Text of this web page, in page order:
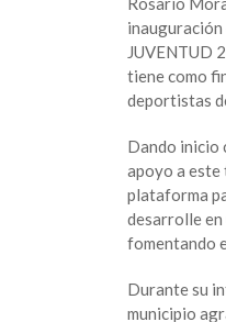
JUVENTUD
tiene como
deportistas
Dando inicio
apoyo a este
plataforma
desarrolle en
fomentando
Durante su
municipio